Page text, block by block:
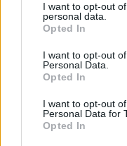
I want to opt-out
personal data.
Opted In
I want to opt-out
Personal Data.
Opted In
I want to opt-out
Personal Data for
Opted In
V. Zalužno
Ukrainos politikoje:
Laidos Nauja diena
K. Prunskienės